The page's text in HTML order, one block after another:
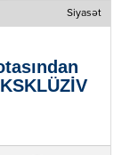
Siyasət